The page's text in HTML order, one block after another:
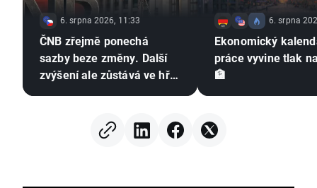
6. srpna 2026, 11:33
ČNB zřejmě ponechá
sazby beze změny. Další
zvýšení ale zůstává ve hře
6. srpna
Ekonomický
práce vyvine tlak
🏦